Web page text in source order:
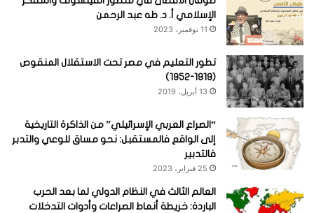
الإسلامي أ. د. طه عبد الرحمن
11 نوفمبر، 2023
تطور التعليم في مصر تحت الاستقلال المنقوص
(1919-1952)
13 أبريل، 2019
“الصراع العربي الإسرائيلي” من الذاكرة التاريخية
إلى الواقع فالمستقبل: نحو مساق للوعي والتدبر
فالتدبير
25 فبراير، 2023
العالم الثالث في النظام الدولي لما بعد الحرب
الباردة: خريطة أنماط الصراعات وأدوات التدخلات